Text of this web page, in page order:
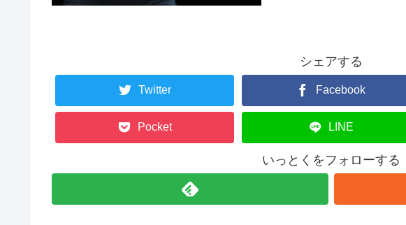
シェアする
Twitter Facebook
Pocket LINE
いっとくをフォローする